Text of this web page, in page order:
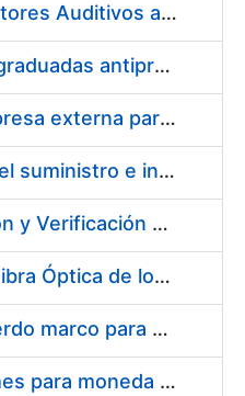
Suministro de Protectores Auditivos a medida para las personas trabajadoras de los Centros de Trabajo de Madrid y Burgos
Suministro de gafas graduadas antiproyecciones para los trabajadores de la FNMT-RCM en los centros de trabajo de Madrid y Burgos
Servicios de una empresa externa para el asesoramiento y resolución de los recursos de alzada que se presentan relacionados con procesos de selección para la FNMT-RCM
Acuerdo marco para el suministro e instalación de persianas, estores y otros complementos
Servicio de Calibración y Verificación Externa de los Equipos de Medición del Servicio de Prevención de la FNMT-RCM
Conexión mediante Fibra Óptica de los Centros de Proceso de Datos (CPDs) de las sedes de la FNMT-RCM de Burgos y Madrid
Contratación de acuerdo marco para el Suministro de Material de Electricidad para la Fábrica Nacional de Moneda y Timbre-Real Casa de la Moneda en su centro de trabajo de Burgos
Suministro de estuches para moneda de 30 €